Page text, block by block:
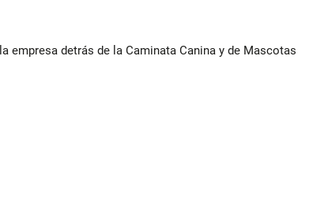
empresa detrás de la Caminata Canina y de Mascotas